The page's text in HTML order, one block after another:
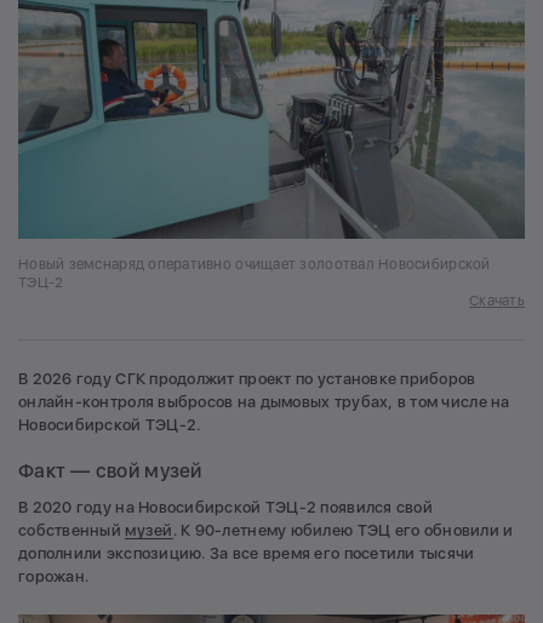
Новый земснаряд оперативно очищает золоотвал Новосибирской
ТЭЦ-2
Скачать
В 2026 году СГК продолжит проект по установке приборов
онлайн-контроля выбросов на дымовых трубах, в том числе на
Новосибирской ТЭЦ-2.
Факт — свой музей
В 2020 году на Новосибирской ТЭЦ-2 появился свой
собственный музей . К 90-летнему юбилею ТЭЦ его обновили и
дополнили экспозицию. За все время его посетили тысячи
горожан.